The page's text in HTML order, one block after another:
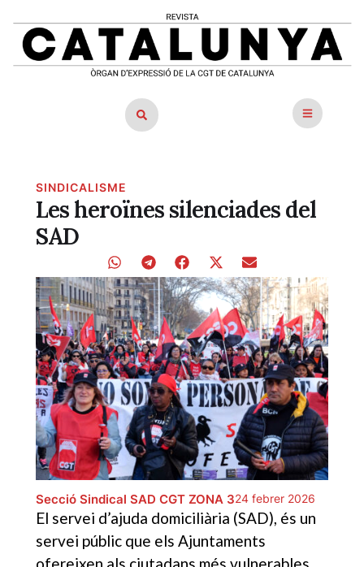
SINDICALISME
Les heroïnes silenciades del
SAD
Secció Sindical SAD CGT ZONA 324 febrer 2026
El servei d’ajuda domiciliària (SAD), és un
servei públic que els Ajuntaments
ofereixen als ciutadans més vulnerables